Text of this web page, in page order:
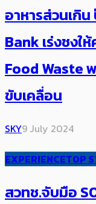
อาหารส่วนเกิ
Bank เร่งชงใ
Food Waste
ขับเคลื่อน
SKY9 July 2024
EXPERIENCETOP
สวทช.​จับมือ